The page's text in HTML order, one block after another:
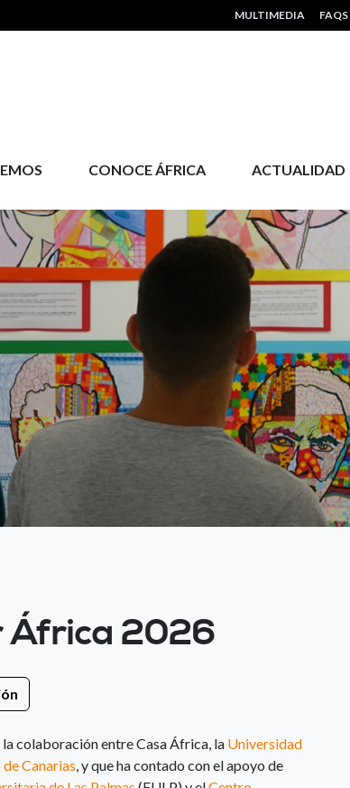
HEADER MENU
MULTIMEDIA FAQS
CONOCE ÁFRICA ACTUALIDAD
África 2026
colaboración entre Casa África, la Universidad
Canarias , y que ha contado con el apoyo de